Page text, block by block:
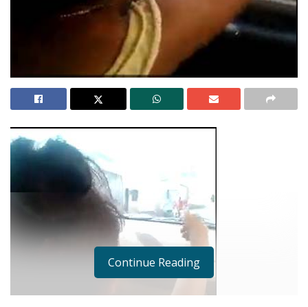
Continue Reading